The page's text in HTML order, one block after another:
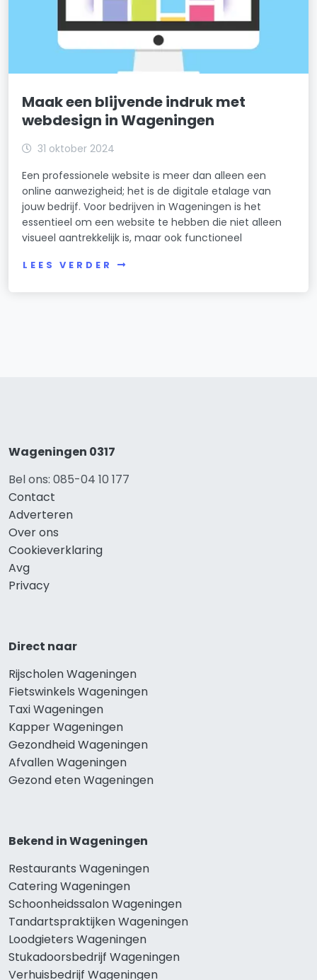
Maak een blijvende indruk met
webdesign in Wageningen
31 oktober 2024
Een professionele website is meer dan alleen een
online aanwezigheid; het is de digitale etalage van
jouw bedrijf. Voor bedrijven in Wageningen is het
essentieel om een website te hebben die niet alleen
visueel aantrekkelijk is, maar ook functioneel
LEES VERDER
Wageningen 0317
Bel ons: 085-04 10 177
Contact
Adverteren
Over ons
Cookieverklaring
Avg
Privacy
Direct naar
Rijscholen Wageningen
Fietswinkels Wageningen
Taxi Wageningen
Kapper Wageningen
Gezondheid Wageningen
Afvallen Wageningen
Gezond eten Wageningen
Bekend in Wageningen
Restaurants Wageningen
Catering Wageningen
Schoonheidssalon Wageningen
Tandartspraktijken Wageningen
Loodgieters Wageningen
Stukadoorsbedrijf Wageningen
Verhuisbedrijf Wageningen